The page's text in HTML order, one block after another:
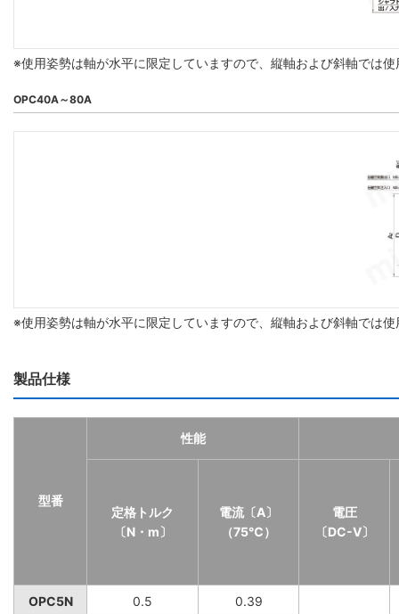
※使用姿勢は軸が水平に限定していますので、縦軸および斜軸では
OPC40A～80A
※使用姿勢は軸が水平に限定していますので、縦軸および斜軸では
製品仕様
型番
性能
定格トルク
〔N・m〕
電流〔A〕
（75℃）
電圧
〔DC-V〕
OPC5N 0.5 0.39